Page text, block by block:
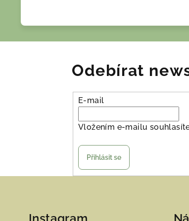
Odebírat
E-mail
Vložením e-mailu
Přihlásit se